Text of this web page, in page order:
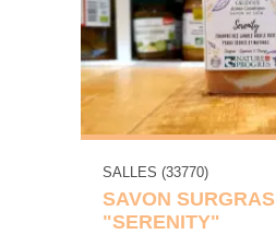
SALLES (33770)
SAVON SURGRAS
"SERENITY"